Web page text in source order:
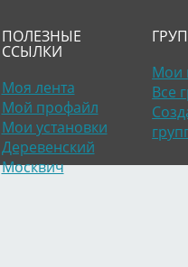
ПОЛЕЗНЫЕ
ССЫЛКИ
Моя лента
Мой профайл
Мои установки
Деревенский
Москвич
Мои
Все